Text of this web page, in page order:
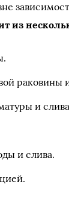
из
раковины
и
и слива.